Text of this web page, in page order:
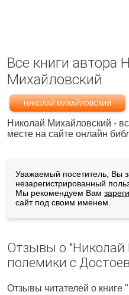
Все книги автора
Михайловский
НИКОЛАЙ МИХАЙЛОВСКИЙ
Николай Михайловский -
месте на сайте онлайн
Уважаемый посетитель, Вы
незарегистрированный
Мы рекомендуем Вам
сайт под своим именем.
Отзывы о "Николай
полемики с
Отзывы читателей о книге